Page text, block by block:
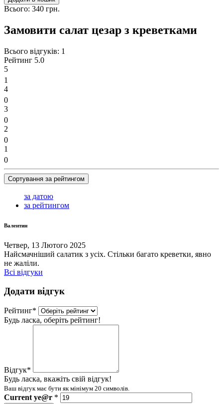
Всього: 340 грн.
Замовити салат цезар з креветками
Всього відгуків: 1
Рейтинг 5.0
5
1
4
0
3
0
2
0
1
0
Сортування за рейтингом
за датою
за рейтингом
Валентин
Четвер, 13 Лютого 2025
Найсмачніший салатик з усіх. Стільки багато креветки, явно
не жаліли.
Всі відгуки
Додати відгук
Рейтинг*
Будь ласка, оберіть рейтинг!
Відгук*
Будь ласка, вкажіть свій відгук!
Ваш відгук має бути як мінімум 20 символів.
Current ye@r *